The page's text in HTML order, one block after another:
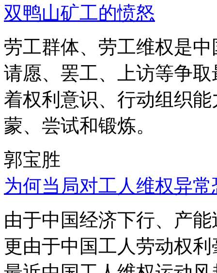
双鸭山矿工的愤怒
劳工群体、劳工维权是
请愿、罢工、上访等争
着权利意识、行动组织
蒙、尝试和锻炼。
郭宝胜
为何当局对工人维权异
由于中国经济下行、产
更由于中国工人劳动权